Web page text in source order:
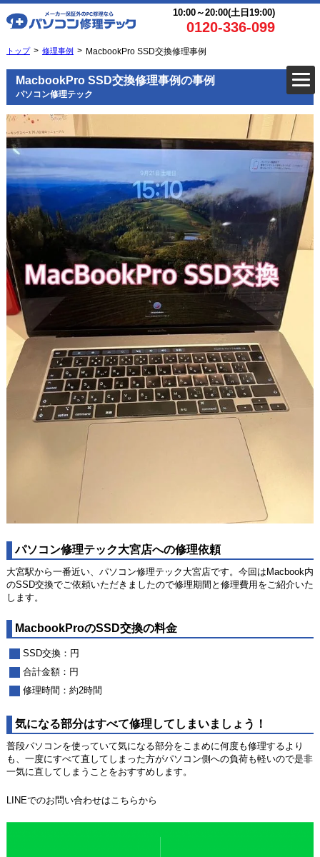
10:00～20:00(土日19:00)
0120-336-099
トップ 修理事例 MacbookPro SSD交換修理事例
MacbookPro SSD交換修理事例の事例
パソコン修理テック
パソコン修理テック大宮店への修理依頼
大宮駅から一番近い、パソコン修理テック大宮店です。今回はMacbook内
のSSD交換でご依頼いただきましたので修理期間と修理費用をご紹介いた
します。
MacbookProのSSD交換の料金
SSD交換：円
合計金額：円
修理時間：約2時間
気になる部分はすべて修理してしまいましょう！
普段パソコンを使っていて気になる部分をこまめに何度も修理するより
も、一度にすべて直してしまった方がパソコン側への負荷も軽いので是非
一気に直してしまうことをおすすめします。
LINEでのお問い合わせはこちらから